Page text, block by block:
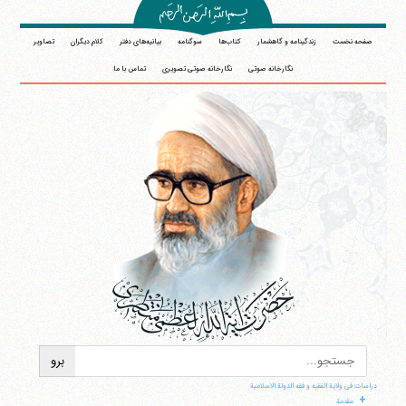
صفحه نخست زندگینامه و گاهشمار کتاب‌ها سوگنامه بیانیه‌های دفتر کلام دیگران تصاویر
نگارخانه صوتی نگارخانه صوتی تصویری تماس با ما
دراسات فی ولایة الفقیه و فقه الدولة الاسلامیة
+ مقدمة